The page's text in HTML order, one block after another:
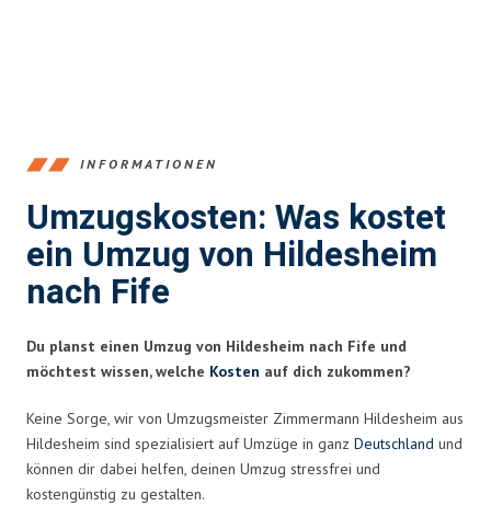
INFORMATIONEN
Umzugskosten: Was kostet
ein Umzug von Hildesheim
nach Fife
Du planst einen Umzug von Hildesheim nach Fife und
möchtest wissen, welche Kosten auf dich zukommen?
Keine Sorge, wir von Umzugsmeister Zimmermann Hildesheim aus
Hildesheim sind spezialisiert auf Umzüge in ganz Deutschland und
können dir dabei helfen, deinen Umzug stressfrei und
kostengünstig zu gestalten.